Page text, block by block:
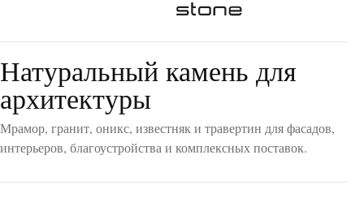
Натуральный камень для
архитектуры
Мрамор, гранит, оникс, известняк и травертин для фасадов,
интерьеров, благоустройства и комплексных поставок.